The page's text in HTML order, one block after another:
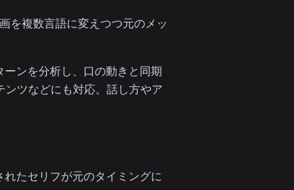
を複数言語に変えつつ元のメッ
ンを分析し、口の動きと同期
ツなどにも対応。話し方やア
たセリフが元のタイミングに